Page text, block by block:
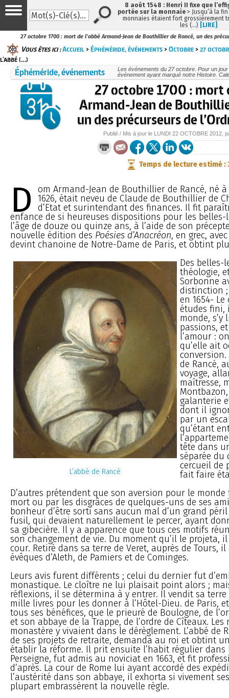
27 octobre 1700 : mort de l'abbé Armand-Jean de Bouthillier de Rancé, un des
Vous êtes ici :Accueil >Éphéméride, événements >Octobre >27
l'abbé (…)
Éphéméride, événements
Les événements du 27 octobre. Pour un
événement ayant marqué notre Histoire.
27 octobre 1700 : mort
Armand-Jean de
un des précurseurs de
Publié / Mis à jour le LUNDI 22 OCTOBRE 2012 ,
Temps de lecture estimé :
D
om Armand-Jean de Bouthillier de Rancé, né
1626, était neveu de Claude de Bouthillier de
d’Etat et surintendant des finances. Il fit
enfance de si heureuses dispositions pour les belles-
l’âge de douze ou quinze ans, à l’aide de son
nouvelle édition des Poésies d’Anacréon, en grec,
devint chanoine de Notre-Dame de Paris, et obtint
L’abbé de Rancé
Des belles-
théologie,
Sorbonne
distinction
en 1654- Le
études fini,
monde, s’y
passions,
l’amour :
qu’elle ait
conversion.
de Rancé,
voyage,
maîtresse,
galanterie
dont il
par un
qu’étant
tête dans
séparée du
cercueil de
fait faire
D’autres prétendent que son aversion pour le
mort ou par les disgrâces de quelques-uns de ses
bonheur d’être sorti sans aucun mal d’un grand
fusil, qui devaient naturellement le percer, ayant
sa gibecière. Il y a apparence que tous ces motifs
son changement de vie. Du moment qu’il le projeta,
cour. Retiré dans sa terre de Veret, auprès de Tours,
évêques d’Aleth, de Pamiers et de Cominges.
Leurs avis furent différents ; celui du dernier fut
monastique. Le cloître ne lui plaisait point alors ;
réflexions, il se détermina à y entrer. Il vendit sa
mille livres pour les donner à l’Hôtel-Dieu. de Paris,
tous ses bénéfices, que le prieuré de Boulogne, de
et son abbaye de la Trappe, de l’ordre de Cîteaux. Les
monastère y vivaient dans le dérèglement. L’abbé de
de ses projets de retraite, demanda au roi et obtint
établir la réforme. Il prit ensuite l’habit régulier dans
Perseigne, fut admis au noviciat en 1663, et fit
d’après. La cour de Rome lui ayant accordé des
l’austérité dans son abbaye, il exhorta si vivement
plupart embrassèrent la nouvelle règle.
8 août 1548 : Henri II fixe que
portée sur la monnaie > Jusqu’à la
monnaies étaient fort grossièrement
les (…) [LIRE]